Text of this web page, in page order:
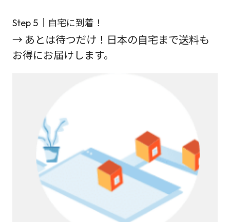
Step 5｜自宅に到着！
→ あとは待つだけ！日本の自宅まで送料も
お得にお届けします。